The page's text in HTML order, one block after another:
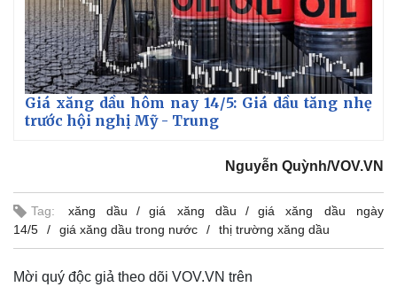
Thế giới
Quan sát
Cuộc sống đó đây
Hồ sơ
Multimedia
Video
Ảnh
E-Magazine
Giá xăng dầu hôm nay 14/5: Giá dầu tăng nhẹ
trước hội nghị Mỹ - Trung
Nguyễn Quỳnh/VOV.VN
Tag: xăng dầu giá xăng dầu
giá xăng dầu ngày
14/5
giá xăng dầu trong nước thị trường xăng dầu
Mời quý độc giả theo dõi VOV.VN trên